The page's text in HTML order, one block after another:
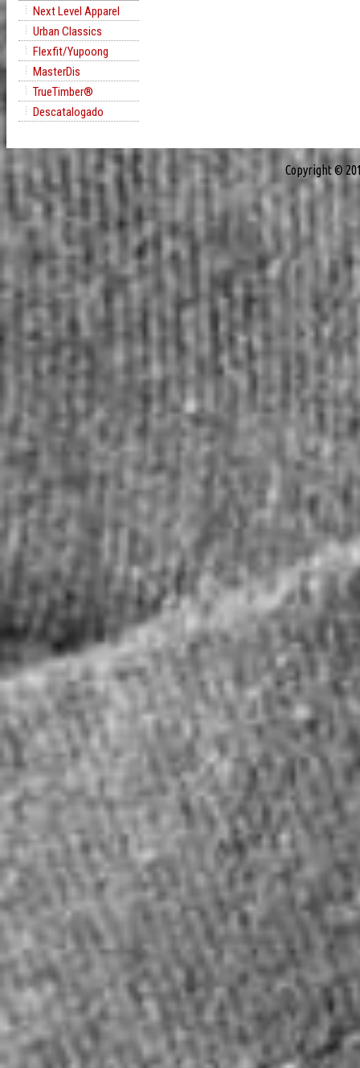
Next Level Apparel
Urban Classics
Flexfit/Yupoong
MasterDis
TrueTimber®
Descatalogado
Copyright ©